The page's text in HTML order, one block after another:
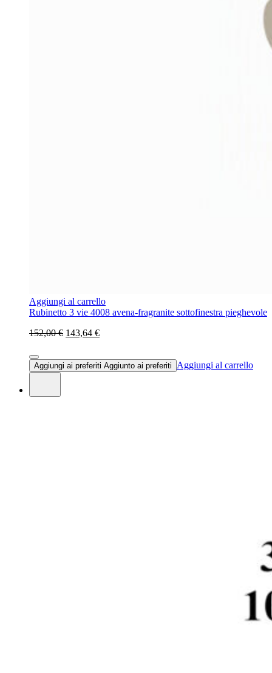
Aggiungi al carrello
Rubinetto 3 vie 4008 avena-fragranite sottofinestra pieghevole
152,00 € 143,64 €
Aggiungi ai preferiti Aggiunto ai preferiti Aggiungi al carrello